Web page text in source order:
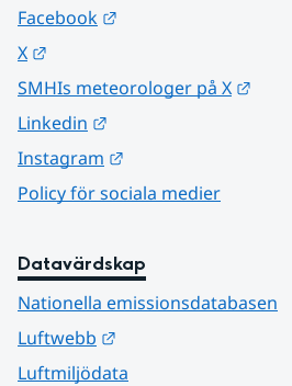
Facebook
X
SMHIs meteorologer på X
Linkedin
Instagram
Policy för sociala medier
Datavärdskap
Nationella emissionsdatabasen
Luftwebb
Luftmiljödata